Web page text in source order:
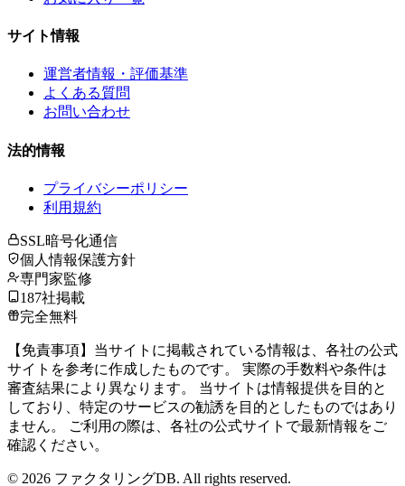
サイト情報
運営者情報・評価基準
よくある質問
お問い合わせ
法的情報
プライバシーポリシー
利用規約
SSL暗号化通信
個人情報保護方針
専門家監修
187社掲載
完全無料
【免責事項】当サイトに掲載されている情報は、各社の公式
サイトを参考に作成したものです。 実際の手数料や条件は
審査結果により異なります。 当サイトは情報提供を目的と
しており、特定のサービスの勧誘を目的としたものではあり
ません。 ご利用の際は、各社の公式サイトで最新情報をご
確認ください。
© 2026 ファクタリングDB. All rights reserved.